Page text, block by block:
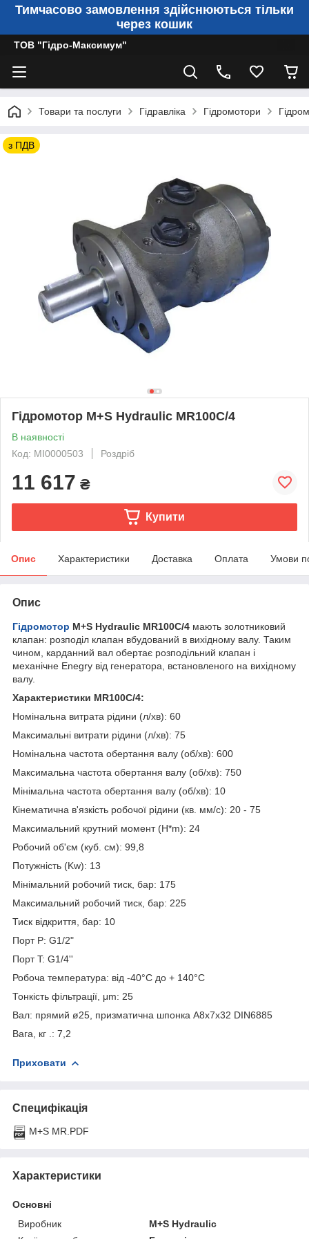
Тимчасово замовлення здійснюються тільки
через кошик
ТОВ "Гідро-Максимум"
Товари та послуги Гідравліка Гідромотори
з ПДВ
Гідромотор M+S Hydraulic MR100C/4
В наявності
Код: MI0000503
Роздріб
11 617 ₴
Купити
Опис Характеристики Доставка Оплата Умови
Опис
Гідромотор M+S Hydraulic MR100C/4 мають золотниковий
клапан: розподіл клапан вбудований в вихідному валу. Таким
чином, карданний вал обертає розподільний клапан і
механічне Enegry від генератора, встановленого на вихідному
валу.
Характеристики MR100C/4:
Номінальна витрата рідини (л/хв): 60
Максимальні витрати рідини (л/хв): 75
Номінальна частота обертання валу (об/хв): 600
Максимальна частота обертання валу (об/хв): 750
Мінімальна частота обертання валу (об/хв): 10
Кінематична в'язкість робочої рідини (кв. мм/с): 20 - 75
Максимальний крутний момент (H*m): 24
Робочий об'єм (куб. см): 99,8
Потужність (Kw): 13
Мінімальний робочий тиск, бар: 175
Максимальний робочий тиск, бар: 225
Тиск відкриття, бар: 10
Порт P: G1/2"
Порт T: G1/4''
Робоча температура: від -40°С до + 140°С
Тонкість фільтрації, μm: 25
Вал: прямий ø25, призматична шпонка A8x7x32 DIN6885
Вага, кг .: 7,2
Приховати
Специфікація
M+S MR.PDF
Характеристики
Основні
Виробник
M+S Hydraulic